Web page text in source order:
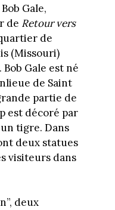
Gale,
de Retour vers
de
(Missouri)
Gale est né
de Saint
partie de
est décoré par
tigre. Dans
deux statues
visiteurs dans
deux